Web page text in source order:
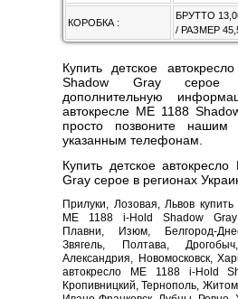
КОРОБКА :
БРУТТО
/ РАЗМЕР
Купить детское
Shadow Gray серое
дополнительную
автокресле ME 1188
просто позвоните
указанным телефонам.
Купить детское
Gray серое в регионах
Прилуки, Лозовая, Львов купить
ME 1188 i-Hold Shadow
Плавни, Изюм, Белгород-
Звягель, Полтава,
Александрия, Новомосковск,
автокресло ME 1188 i-Hold
Кропивницкий, Тернополь,